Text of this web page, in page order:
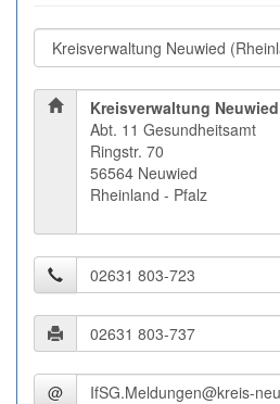
Kreisverwaltung Neuwied
Abt. 11 Gesundheitsamt
Ringstr. 70
56564 Neuwied
Rheinland - Pfalz
@